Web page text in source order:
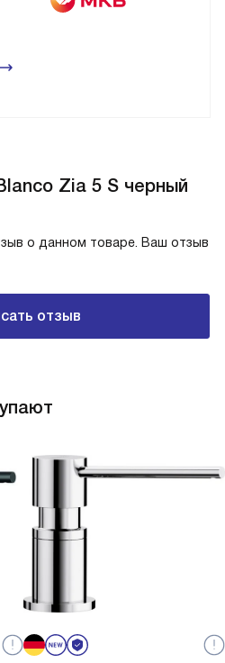
Zia 5 S черный
о данном товаре. Ваш отзыв
отзыв